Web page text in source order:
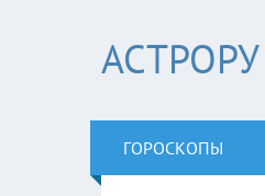
АСТРОРУ
ГОРОСКОПЫ